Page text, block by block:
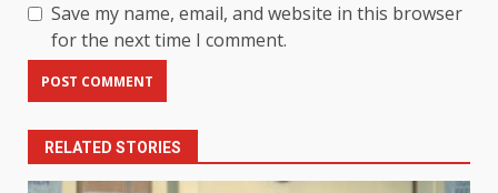
Save my name, email, and website in this browser
for the next time I comment.
RELATED STORIES